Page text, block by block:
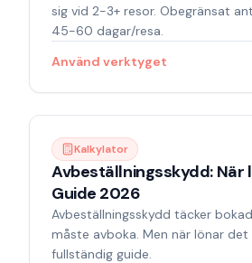
sig vid 2-3+ resor. Obegränsat
45-60 dagar/resa.
Använd verktyget
Kalkylator
Avbeställningsskydd: När
Guide 2026
Avbeställningsskydd täcker
måste avboka. Men när lönar det
fullständig guide.